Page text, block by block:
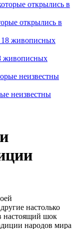
открылись в
живописных
неизвестны
настолько
настоящий шок